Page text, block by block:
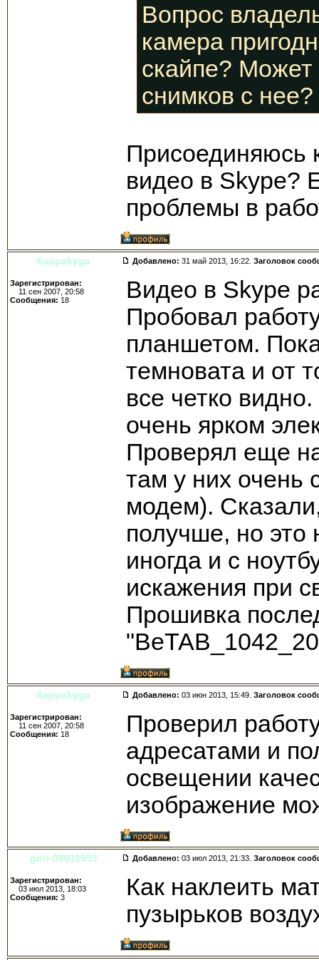
Вопрос
камера
скайпе? Может
снимков с нее?
Присоединяюсь
видео в Skype?
проблемы в
6appakyga Добавлено: 31 май 2013, 16:22. Заголовок
Зарегистрирован:
11 сен 2007, 20:58
Сообщения: 18
Видео в Skype
Пробовал
планшетом.
темновата и от
все четко
очень ярком
Проверял еще
там у них очень
модем).
получше, но это
иногда и с
искажения при
Прошивка
6appakyga Добавлено: 03 июн 2013, 15:49. Заголовок
Зарегистрирован:
11 сен 2007, 20:58
Сообщения: 18
Проверил
адресатами и
освещении
изображение
gori-09011953 Добавлено: 03 июл 2013, 21:33. Заголовок
Зарегистрирован:
03 июл 2013, 18:03
Сообщения: 3
Как наклеить
пузырьков